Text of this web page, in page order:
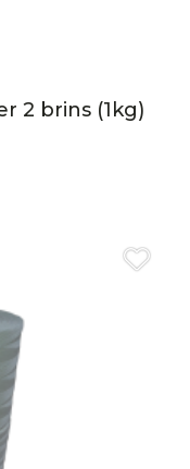
2 brins (1kg)